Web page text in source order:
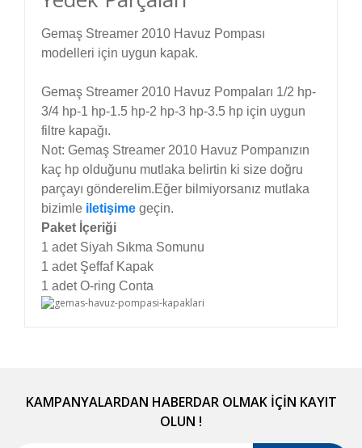
Gemaş Streamer 2010 Havuz Pompası
modelleri için uygun kapak.
Gemaş Streamer 2010 Havuz Pompaları 1/2 hp-
3/4 hp-1 hp-1.5 hp-2 hp-3 hp-3.5 hp için uygun
filtre kapağı.
Not: Gemaş Streamer 2010 Havuz Pompanızın
kaç hp olduğunu mutlaka belirtin ki size doğru
parçayı gönderelim.Eğer bilmiyorsanız mutlaka
bizimle iletişime geçin.
Paket İçeriği
1 adet Siyah Sıkma Somunu
1 adet Şeffaf Kapak
1 adet O-ring Conta
Yorum Yaz
Görüş ve önerileriniz için teşekkür ederiz.
Ürün resmi kalitesiz, bozuk veya görüntülenemiyor.
KAMPANYALARDAN HABERDAR OLMAK İÇİN KAYIT
OLUN !